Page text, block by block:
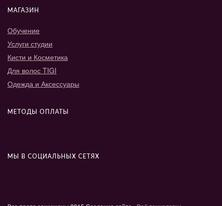
МАГАЗИН
Обучение
Услуги студии
Кисти и Косметика
Для волос TIGI
Одежда и Аксессуары
МЕТОДЫ ОПЛАТЫ
МЫ В СОЦИАЛЬНЫХ СЕТЯХ